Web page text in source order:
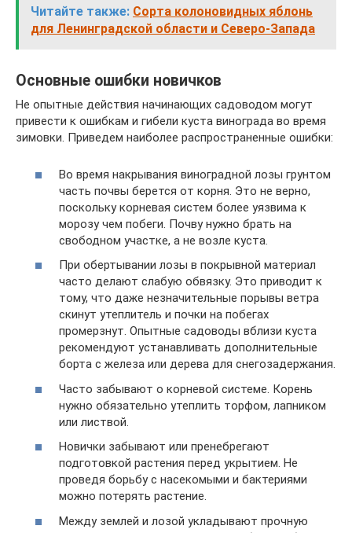
Читайте также: Сорта колоновидных яблонь
для Ленинградской области и Северо-Запада
Основные ошибки новичков
Не опытные действия начинающих садоводом могут
привести к ошибкам и гибели куста винограда во время
зимовки. Приведем наиболее распространенные ошибки:
Во время накрывания виноградной лозы грунтом
часть почвы берется от корня. Это не верно,
поскольку корневая систем более уязвима к
морозу чем побеги. Почву нужно брать на
свободном участке, а не возле куста.
При обертывании лозы в покрывной материал
часто делают слабую обвязку. Это приводит к
тому, что даже незначительные порывы ветра
скинут утеплитель и почки на побегах
промерзнут. Опытные садоводы вблизи куста
рекомендуют устанавливать дополнительные
борта с железа или дерева для снегозадержания.
Часто забывают о корневой системе. Корень
нужно обязательно утеплить торфом, лапником
или листвой.
Новички забывают или пренебрегают
подготовкой растения перед укрытием. Не
проведя борьбу с насекомыми и бактериями
можно потерять растение.
Между землей и лозой укладывают прочную